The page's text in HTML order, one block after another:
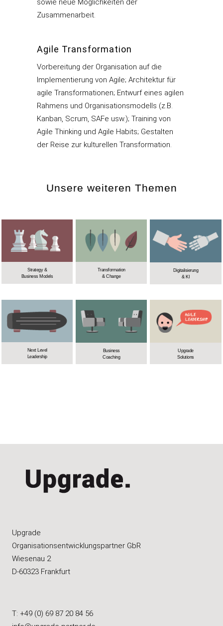
sowie neue Möglichkeiten der
Zusammenarbeit.
Agile Transformation
Vorbereitung der Organisation auf die
Implementierung von Agile; Architektur für
agile Transformationen; Entwurf eines agilen
Rahmens und Organisationsmodells (z.B.
Kanban, Scrum, SAFe usw.); Training von
Agile Thinking und Agile Habits; Gestalten
der Reise zur kulturellen Transformation.
Unsere weiteren Themen
Strategy &
Business Models
Transformation
& Change
Digitalisierung
& KI
Next Level
Leadership
Business
Coaching
Upgrade
Solutions
Upgrade
Organisations­entwicklungspartner GbR
Wiesenau 2
D-60323 Frankfurt
T: +49 (0) 69 87 20 84 56